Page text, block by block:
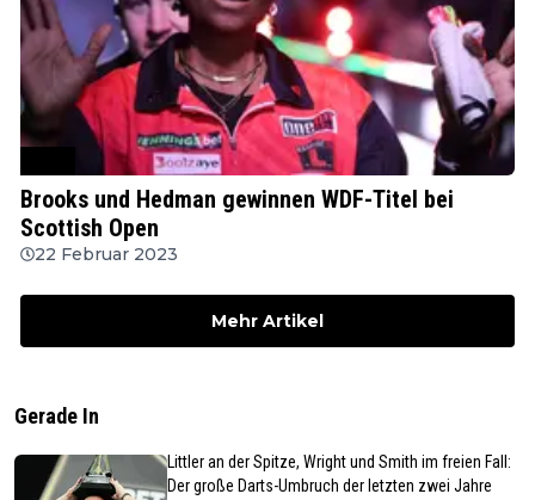
Brooks und Hedman gewinnen WDF-Titel bei
Scottish Open
22 Februar 2023
Mehr Artikel
Gerade In
Littler an der Spitze, Wright und Smith im freien Fall:
Der große Darts-Umbruch der letzten zwei Jahre